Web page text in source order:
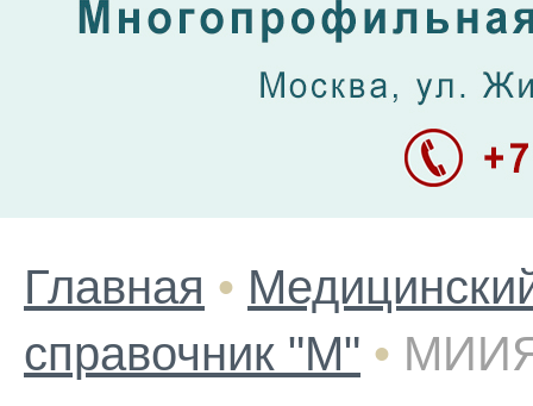
Главная •
справочник "М" •